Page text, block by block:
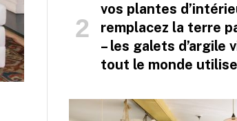
vos plantes
remplacez la terre
– les galets d’argile
tout le monde utilise